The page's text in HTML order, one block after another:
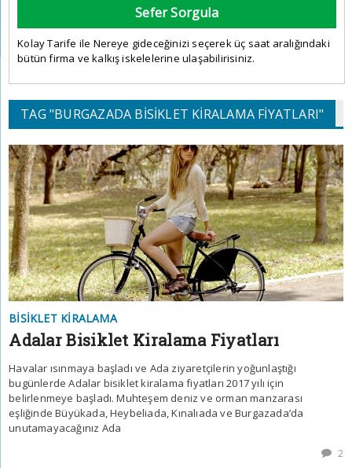
Sefer Sorgula
Kolay Tarife ile Nereye gideceğinizi seçerek üç saat aralığındaki
bütün firma ve kalkış iskelelerine ulaşabilirisiniz.
TAG "BURGAZADA BISIKLET KIRALAMA FIYATLARI"
BISIKLET KIRALAMA
Adalar Bisiklet Kiralama Fiyatları
Havalar ısınmaya başladı ve Ada ziyaretçilerin yoğunlaştığı
bugünlerde Adalar bisiklet kiralama fiyatları 2017 yılı için
belirlenmeye başladı. Muhteşem deniz ve orman manzarası
eşliğinde Büyükada, Heybeliada, Kınalıada ve Burgazada’da
unutamayacağınız Ada
2